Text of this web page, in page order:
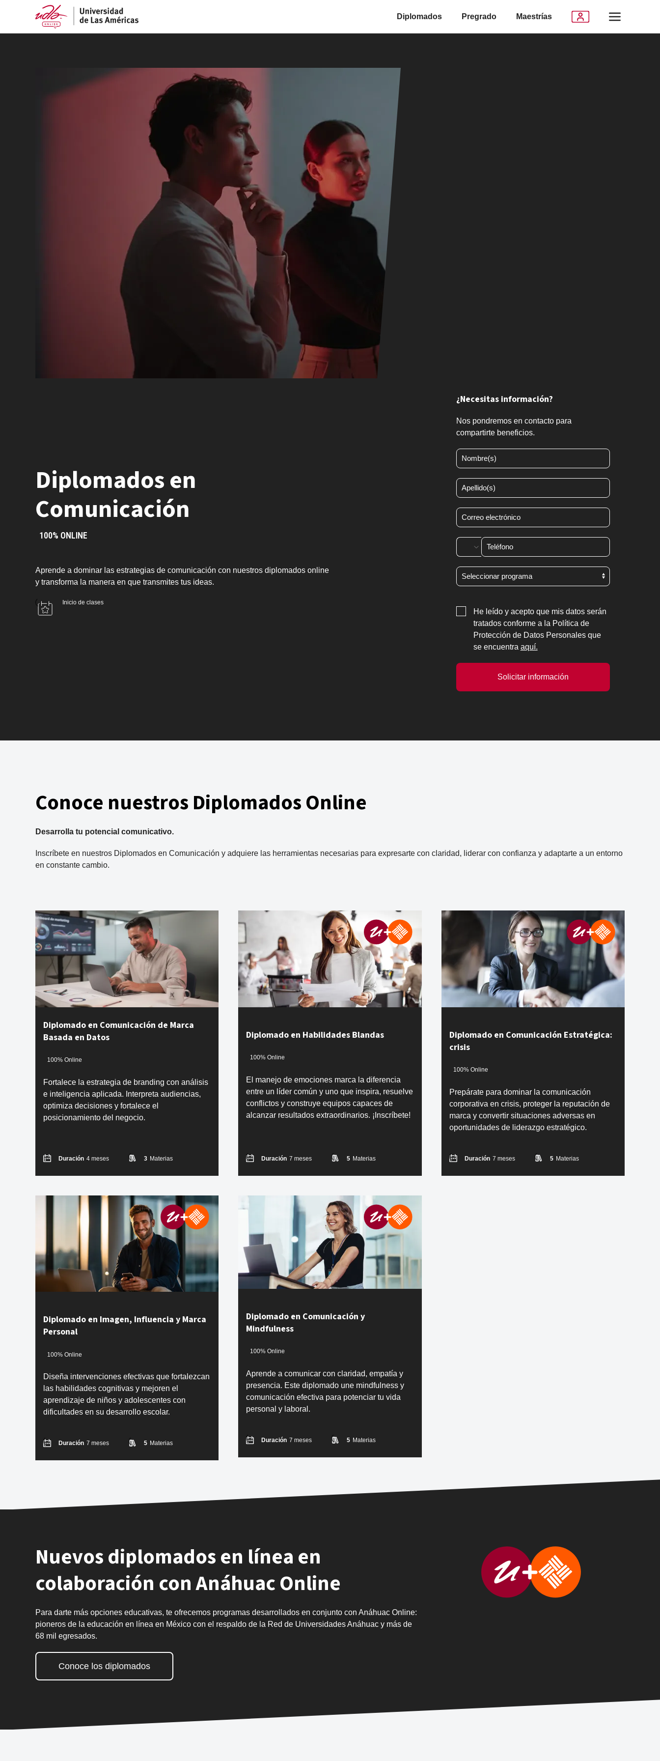
Diplomados Pregrado Maestrías
Diplomados en
Comunicación
100% ONLINE
Aprende a dominar las estrategias de comunicación con nuestros diplomados online
y transforma la manera en que transmites tus ideas.
Inicio de clases
¿Necesitas información?
Nos pondremos en contacto para
compartirte beneficios.
He leído y acepto que mis datos serán
tratados conforme a la Política de
Protección de Datos Personales que
se encuentra aquí.
Solicitar información
Conoce nuestros Diplomados Online
Desarrolla tu potencial comunicativo.
Inscríbete en nuestros Diplomados en Comunicación y adquiere las herramientas necesarias para expresarte con claridad, liderar con confianza y adaptarte a un entorno
en constante cambio.
Diplomado en Comunicación de Marca
Basada en Datos
100% Online
Fortalece la estrategia de branding con análisis
e inteligencia aplicada. Interpreta audiencias,
optimiza decisiones y fortalece el
posicionamiento del negocio.
Duración 4 meses 3 Materias
Diplomado en Habilidades Blandas
100% Online
El manejo de emociones marca la diferencia
entre un líder común y uno que inspira, resuelve
conflictos y construye equipos capaces de
alcanzar resultados extraordinarios. ¡Inscríbete!
Duración 7 meses 5 Materias
Diplomado en Comunicación Estratégica:
crisis
100% Online
Prepárate para dominar la comunicación
corporativa en crisis, proteger la reputación de
marca y convertir situaciones adversas en
oportunidades de liderazgo estratégico.
Duración 7 meses 5 Materias
Diplomado en Imagen, Influencia y Marca
Personal
100% Online
Diseña intervenciones efectivas que fortalezcan
las habilidades cognitivas y mejoren el
aprendizaje de niños y adolescentes con
dificultades en su desarrollo escolar.
Duración 7 meses 5 Materias
Diplomado en Comunicación y
Mindfulness
100% Online
Aprende a comunicar con claridad, empatía y
presencia. Este diplomado une mindfulness y
comunicación efectiva para potenciar tu vida
personal y laboral.
Duración 7 meses 5 Materias
Nuevos diplomados en línea en
colaboración con Anáhuac Online
Para darte más opciones educativas, te ofrecemos programas desarrollados en conjunto con Anáhuac Online:
pioneros de la educación en línea en México con el respaldo de la Red de Universidades Anáhuac y más de
68 mil egresados.
Conoce los diplomados